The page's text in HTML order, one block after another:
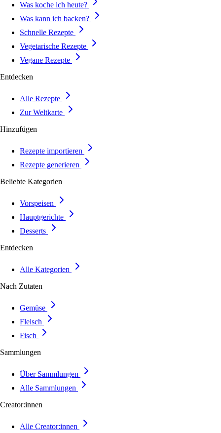
Was koche ich heute?
Was kann ich backen?
Schnelle Rezepte
Vegetarische Rezepte
Vegane Rezepte
Entdecken
Alle Rezepte
Zur Weltkarte
Hinzufügen
Rezepte importieren
Rezepte generieren
Beliebte Kategorien
Vorspeisen
Hauptgerichte
Desserts
Entdecken
Alle Kategorien
Nach Zutaten
Gemüse
Fleisch
Fisch
Sammlungen
Über Sammlungen
Alle Sammlungen
Creator:innen
Alle Creator:innen